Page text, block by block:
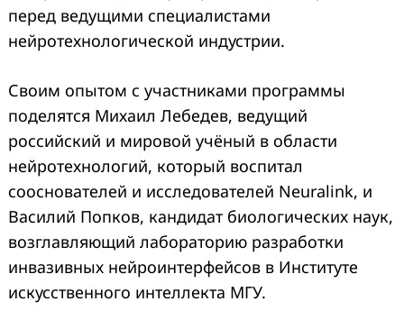
перед ведущими специалистами
нейротехнологической индустрии.
Своим опытом с участниками программы
поделятся Михаил Лебедев, ведущий
российский и мировой учёный в области
нейротехнологий, который воспитал
сооснователей и исследователей Neuralink, и
Василий Попков, кандидат биологических наук,
возглавляющий лабораторию разработки
инвазивных нейроинтерфейсов в Институте
искусственного интеллекта МГУ.